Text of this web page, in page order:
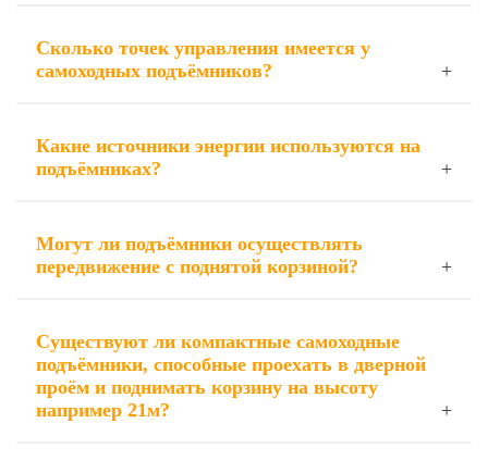
Сколько точек управления имеется у
самоходных подъёмников?
Какие источники энергии используются на
подъёмниках?
Могут ли подъёмники осуществлять
передвижение с поднятой корзиной?
Существуют ли компактные самоходные
подъёмники, способные проехать в дверной
проём и поднимать корзину на высоту
например 21м?